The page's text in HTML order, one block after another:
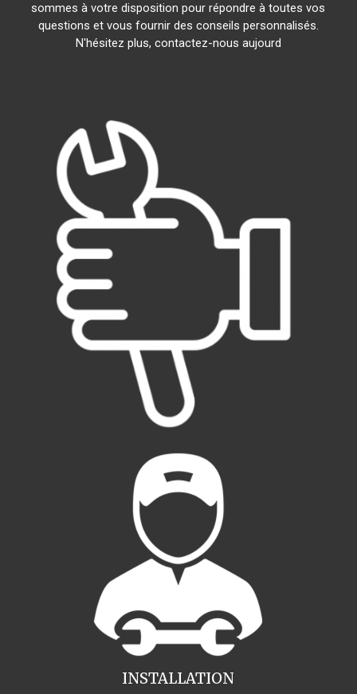
sommes à votre disposition pour répondre à toutes vos
questions et vous fournir des conseils personnalisés.
N'hésitez plus, contactez-nous aujourd
INSTALLATION